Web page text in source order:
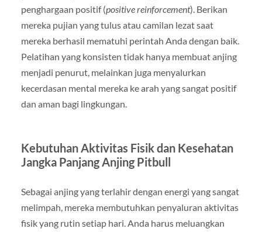
penghargaan positif (positive reinforcement). Berikan
mereka pujian yang tulus atau camilan lezat saat
mereka berhasil mematuhi perintah Anda dengan baik.
Pelatihan yang konsisten tidak hanya membuat anjing
menjadi penurut, melainkan juga menyalurkan
kecerdasan mental mereka ke arah yang sangat positif
dan aman bagi lingkungan.
Kebutuhan Aktivitas Fisik dan Kesehatan
Jangka Panjang Anjing Pitbull
Sebagai anjing yang terlahir dengan energi yang sangat
melimpah, mereka membutuhkan penyaluran aktivitas
fisik yang rutin setiap hari. Anda harus meluangkan